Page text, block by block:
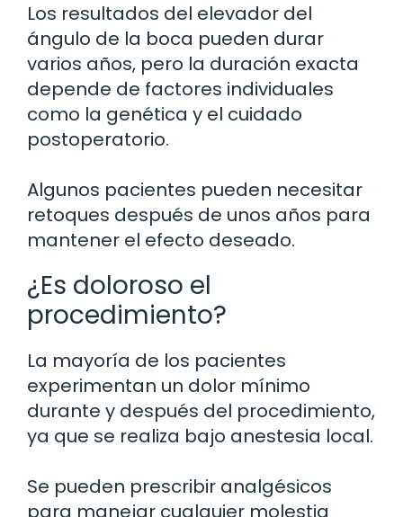
Los resultados del elevador del
ángulo de la boca pueden durar
varios años, pero la duración exacta
depende de factores individuales
como la genética y el cuidado
postoperatorio.
Algunos pacientes pueden necesitar
retoques después de unos años para
mantener el efecto deseado.
¿Es doloroso el
procedimiento?
La mayoría de los pacientes
experimentan un dolor mínimo
durante y después del procedimiento,
ya que se realiza bajo anestesia local.
Se pueden prescribir analgésicos
para manejar cualquier molestia